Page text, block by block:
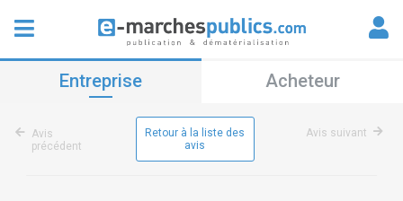
Entreprise Acheteur
Avis
précédent
Retour à la liste des
avis
Avis suivant